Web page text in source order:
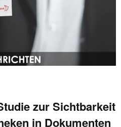
zur Sichtbarkeit
in Dokumenten